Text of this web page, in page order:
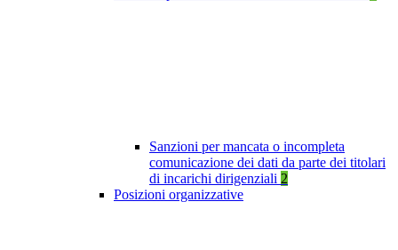
Sanzioni per mancata o incompleta
comunicazione dei dati da parte dei titolari
di incarichi dirigenziali 2
Posizioni organizzative